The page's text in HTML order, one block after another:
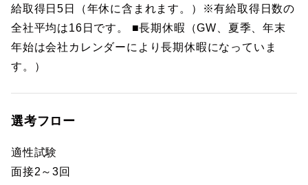
給取得日5日（年休に含まれます。）※有給取得日数の
全社平均は16日です。 ■長期休暇（GW、夏季、年末
年始は会社カレンダーにより長期休暇になっていま
す。）
選考フロー
適性試験
面接2～3回